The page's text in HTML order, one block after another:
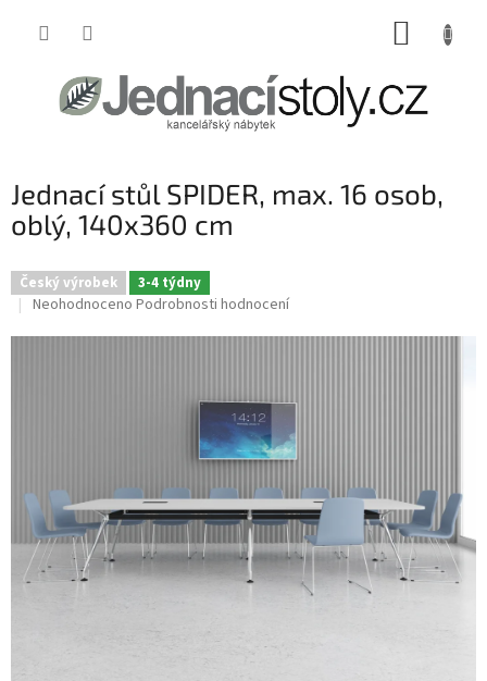
Jednací stůl SPIDER, max. 16 osob,
oblý, 140x360 cm
Český výrobek 3-4 týdny
Průměrné
Neohodnoceno Podrobnosti hodnocení